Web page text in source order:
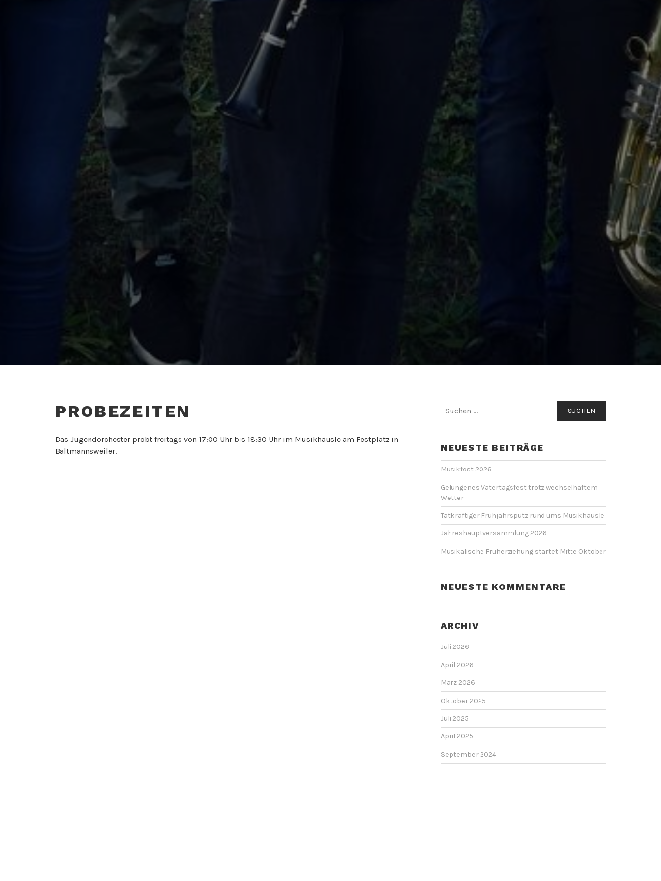
PROBEZEITEN
Das Jugendorchester probt freitags von 17:00 Uhr bis 18:30 Uhr im Musikhäusle am Festplatz in
Baltmannsweiler.
nach:
NEUESTE BEITRÄGE
Musikfest 2026
Gelungenes Vatertagsfest trotz wechselhaftem
Wetter
Tatkräftiger Frühjahrsputz rund ums Musikhäusle
Jahreshauptversammlung 2026
Musikalische Früherziehung startet Mitte Oktober
NEUESTE KOMMENTARE
ARCHIV
Juli 2026
April 2026
März 2026
Oktober 2025
Juli 2025
April 2025
September 2024